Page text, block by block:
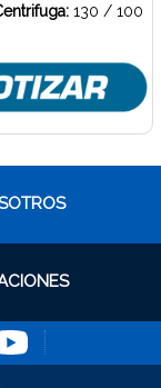
130 / 100